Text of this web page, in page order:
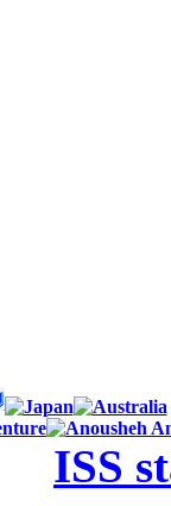
ISS